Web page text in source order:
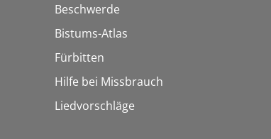
Beschwerde
Bistums-Atlas
Fürbitten
Hilfe bei Missbrauch
Liedvorschläge